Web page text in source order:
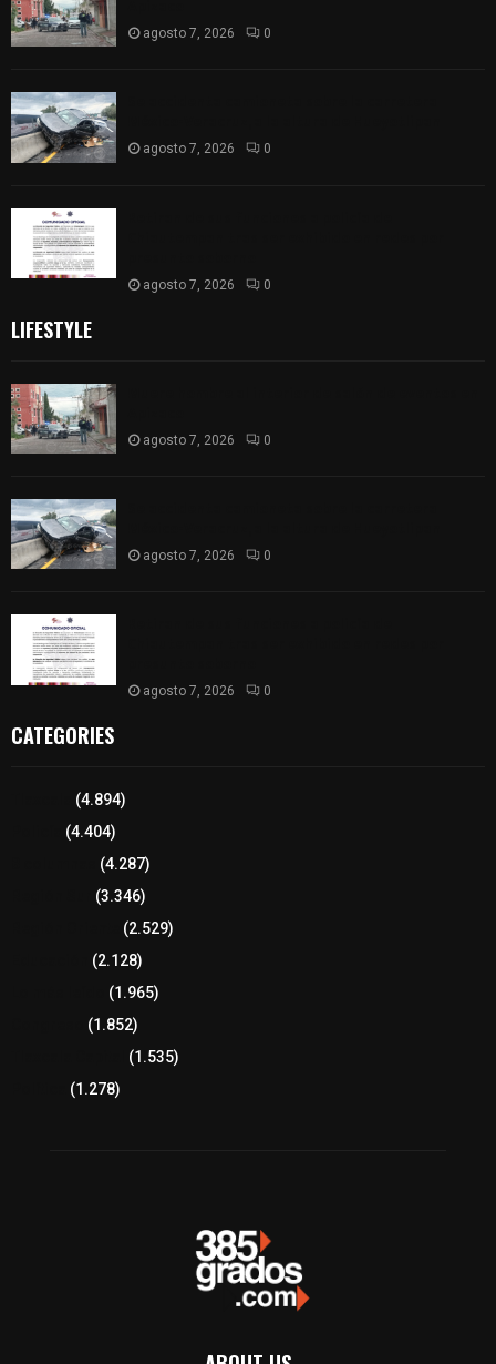
agosto 7, 2026 0
agosto 7, 2026 0
agosto 7, 2026 0
LIFESTYLE
agosto 7, 2026 0
agosto 7, 2026 0
agosto 7, 2026 0
CATEGORIES
(4.894)
(4.404)
(4.287)
(3.346)
(2.529)
(2.128)
(1.965)
(1.852)
(1.535)
(1.278)